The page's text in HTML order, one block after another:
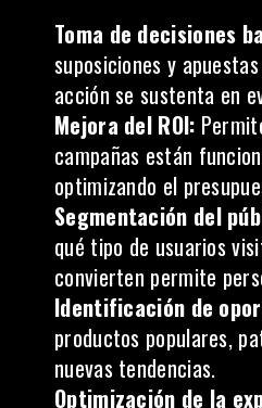
Toma de decisiones
suposiciones y
acción se sustenta en
Mejora del ROI:
campañas están
optimizando el
Segmentación del
qué tipo de usuarios
convierten permite
Identificación de
productos populares,
nuevas tendencias.
Optimización de la